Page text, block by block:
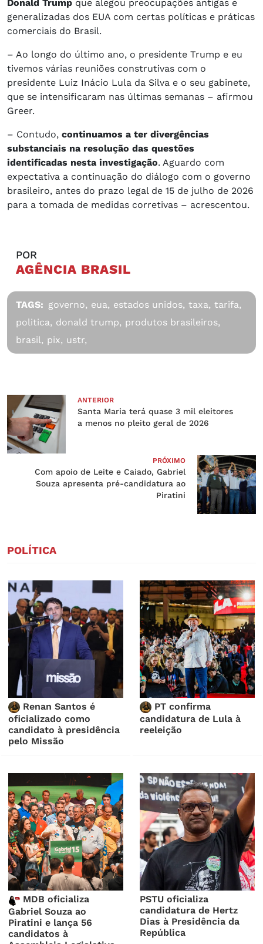
Donald Trump que alegou preocupações antigas e
generalizadas dos EUA com certas políticas e práticas
comerciais do Brasil.
– Ao longo do último ano, o presidente Trump e eu
tivemos várias reuniões construtivas com o
presidente Luiz Inácio Lula da Silva e o seu gabinete,
que se intensificaram nas últimas semanas – afirmou
Greer.
– Contudo, continuamos a ter divergências
substanciais na resolução das questões
identificadas nesta investigação. Aguardo com
expectativa a continuação do diálogo com o governo
brasileiro, antes do prazo legal de 15 de julho de 2026
para a tomada de medidas corretivas – acrescentou.
POR
AGÊNCIA BRASIL
TAGS: governo, eua, estados unidos, taxa, tarifa,
politica, donald trump, produtos brasileiros,
brasil, pix, ustr,
ANTERIOR
Santa Maria terá quase 3 mil eleitores
a menos no pleito geral de 2026
PRÓXIMO
Com apoio de Leite e Caiado, Gabriel
Souza apresenta pré-candidatura ao
Piratini
POLÍTICA
Renan Santos é
oficializado como
candidato à presidência
pelo Missão
PT confirma
candidatura de Lula à
reeleição
MDB oficializa
Gabriel Souza ao
Piratini e lança 56
candidatos à
PSTU oficializa
candidatura de Hertz
Dias à Presidência da
República